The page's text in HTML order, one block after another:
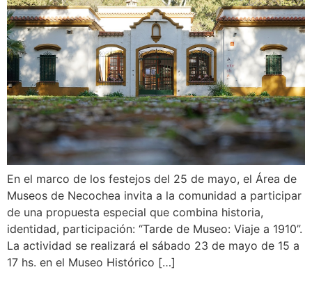
En el marco de los festejos del 25 de mayo, el Área de
Museos de Necochea invita a la comunidad a participar
de una propuesta especial que combina historia,
identidad, participación: “Tarde de Museo: Viaje a 1910”.
La actividad se realizará el sábado 23 de mayo de 15 a
17 hs. en el Museo Histórico […]